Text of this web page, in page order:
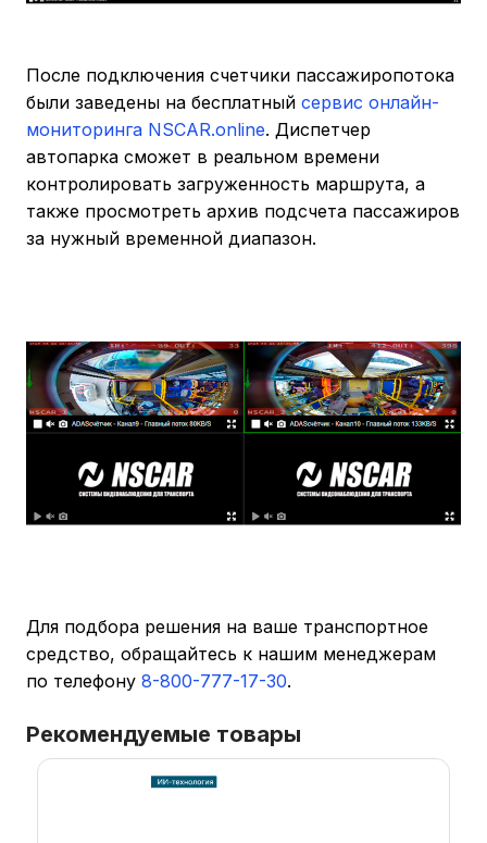
После подключения счетчики пассажиропотока
были заведены на бесплатный сервис онлайн-
мониторинга NSCAR.online. Диспетчер
автопарка сможет в реальном времени
контролировать загруженность маршрута, а
также просмотреть архив подсчета пассажиров
за нужный временной диапазон.
Для подбора решения на ваше транспортное
средство, обращайтесь к нашим менеджерам
по телефону 8-800-777-17-30.
Рекомендуемые товары